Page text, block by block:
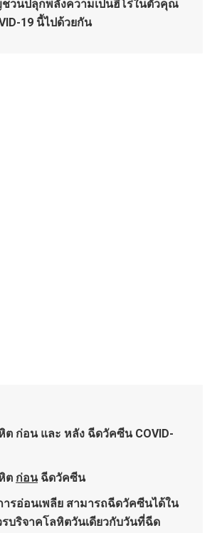
วนปลุกพลังความเป็นฮีโร่ในตัวคุณ
19 นี้ไปด้วยกัน
ต ก่อน และ หลัง ฉีดวัคซีน COVID-
ต ก่อน ฉีดวัคซีน
รอ่อนเพลีย สามารถฉีดวัคซีนได้ใน
บริจาคโลหิตวันเดียวกับวันที่ฉีด